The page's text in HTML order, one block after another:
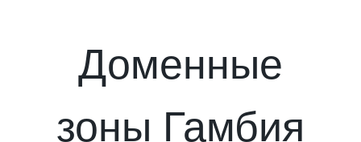
Доменные
зоны Гамбия